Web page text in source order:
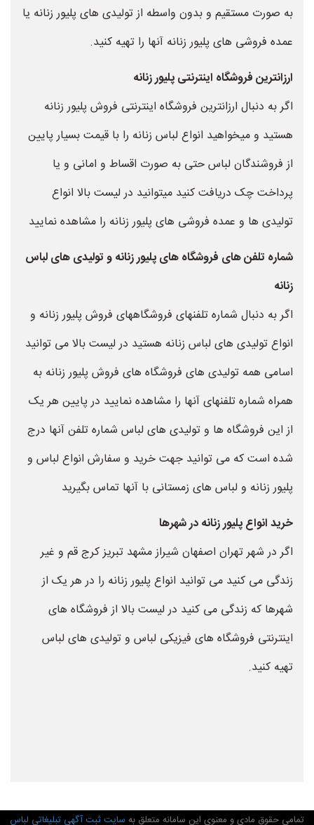
به صورت مستقیم و بدون واسطه از تولیدی های پلیور زنانه یا
عمده فروشی های پلیور زنانه آنها را تهیه کنید.
ارزانترین فروشگاه اینترنتی پلیور زنانه
اگر به دنبال ارزانترین فروشگاه اینترنتی فروش پلیور زنانه
هستید و میخواهید انواع لباس زنانه را با قیمت بسیار پایین
از فروشندگان لباس حتی به صورت اقساط و امانی و یا
پرداخت چک دریافت کنید میتوانید در لیست بالا انواع
تولیدی ها و عمده فروشی های پلیور زنانه را مشاهده نمایید
شماره تلفن های فروشگاه های پلیور زنانه و تولیدی های لباس
زنانه
اگر به دنبال شماره تلفنهای فروشگاههای فروش پلیور زنانه و
انواع تولیدی های لباس زنانه هستید در لیست بالا می توانید
اسامی همه تولیدی های فروشگاه های فروش پلیور زنانه به
همراه شماره تلفنهای آنها را مشاهده نمایید در پایین هر یک
از این فروشگاه ها و تولیدی های لباس شماره تلفن آنها درج
شده است که می توانید جهت خرید و سفارش انواع لباس و
پلیور زنانه و لباس های زمستانی با آنها تماس بگیرید
خرید انواع پلیور زنانه در شهرها
اگر در شهر تهران اصفهان شیراز مشهد تبریز کرج قم و غیر
زندگی می کنید می توانید انواع پلیور زنانه را در هر یک از
شهرها که زندگی می کنید در لیست بالا از فروشگاه های
اینترنتی فروشگاه های فیزیکی لباس و تولیدی های لباس
تهیه کنید.
تمامی حقوق مادی و معنوی این سامانه متعلق به سایت ثبت آگهی تبلیغاتی لباس